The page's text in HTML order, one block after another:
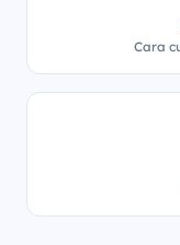
Cara